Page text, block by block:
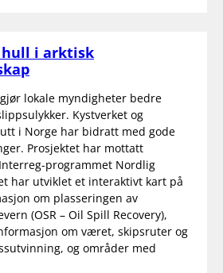
hull i arktisk
gjør lokale myndigheter bedre
Kystverket og
i Norge har bidratt med gode
Prosjektet har mottatt
programmet Nordlig
har utviklet et interaktivt kart på
om plasseringen av
(OSR – Oil Spill Recovery),
om været, skipsruter og
og områder med